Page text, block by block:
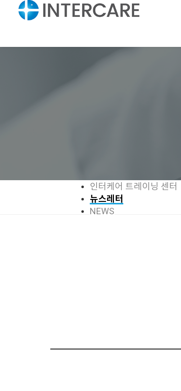
인터케어 트레이닝 센터
뉴스레터
NEWS